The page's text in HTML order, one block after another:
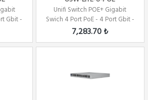
Gbit -
Unifi Switch POE+ Gigabit
Swich 4 Port PoE - 4 Port Gbit -
8 Port
7,283.70 ₺